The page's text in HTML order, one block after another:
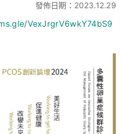
發佈日期：2023.12.29
VexJrgrV6wkY74bS9